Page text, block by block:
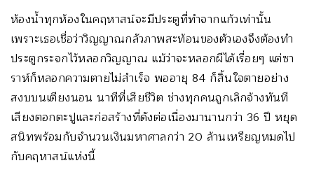
ห้องน้ำทุกห้องในคฤหาสน์จะมีประตูที่ทำจากแก้วเท่านั้น
เพราะเธอเชื่อว่าวิญญาณกลัวภาพสะท้อนของตัวเองจึงต้องทำ
ประตูกระจกไว้หลอกวิญญาณ แม้ว่าจะหลอกผีได้เรื่อยๆ แต่ซา
ราห์ก็หลอกความตายไม่สำเร็จ พออายุ 84 ก็สิ้นใจตายอย่าง
สงบบนเตียงนอน นาทีที่เสียชีวิต ช่างทุกคนถูกเลิกจ้างทันที
เสียงตอกตะปูและก่อสร้างที่ดังต่อเนื่องมานานกว่า 36 ปี หยุด
สนิทพร้อมกับจำนวนเงินมหาศาลกว่า 20 ล้านเหรียญหมดไป
กับคฤหาสน์แห่งนี้